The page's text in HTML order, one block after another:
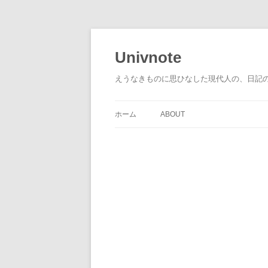
ン
ツ
へ
ス
Univnote
えうなきものに思ひなした現代人の、日記
ホーム ABOUT